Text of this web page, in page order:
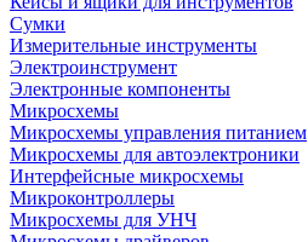
Сумки
Измерительные инструменты
Электроинструмент
Электронные компоненты
Микросхемы
Микросхемы управления питанием
Микросхемы для автоэлектроники
Интерфейсные микросхемы
Микроконтроллеры
Микросхемы для УНЧ